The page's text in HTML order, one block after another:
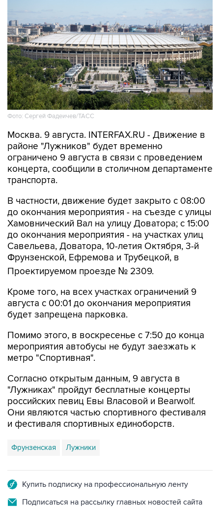
Фото: Сергей Фадеичев/ТАСС
Москва. 9 августа. INTERFAX.RU - Движение в
районе "Лужников" будет временно
ограничено 9 августа в связи с проведением
концерта, сообщили в столичном департаменте
транспорта.
В частности, движение будет закрыто с 08:00
до окончания мероприятия - на съезде с улицы
Хамовнический Вал на улицу Доватора; с 15:00
до окончания мероприятия - на участках улиц
Савельева, Доватора, 10-летия Октября, 3-й
Фрунзенской, Ефремова и Трубецкой, в
Проектируемом проезде № 2309.
Кроме того, на всех участках ограничений 9
августа с 00:01 до окончания мероприятия
будет запрещена парковка.
Помимо этого, в воскресенье с 7:50 до конца
мероприятия автобусы не будут заезжать к
метро "Спортивная".
Согласно открытым данным, 9 августа в
"Лужниках" пройдут бесплатные концерты
российских певиц Евы Власовой и Bearwolf.
Они являются частью спортивного фестиваля
и фестиваля спортивных единоборств.
Фрунзенская Лужники
Купить подписку на профессиональную ленту
Подписаться на рассылку главных новостей сайта